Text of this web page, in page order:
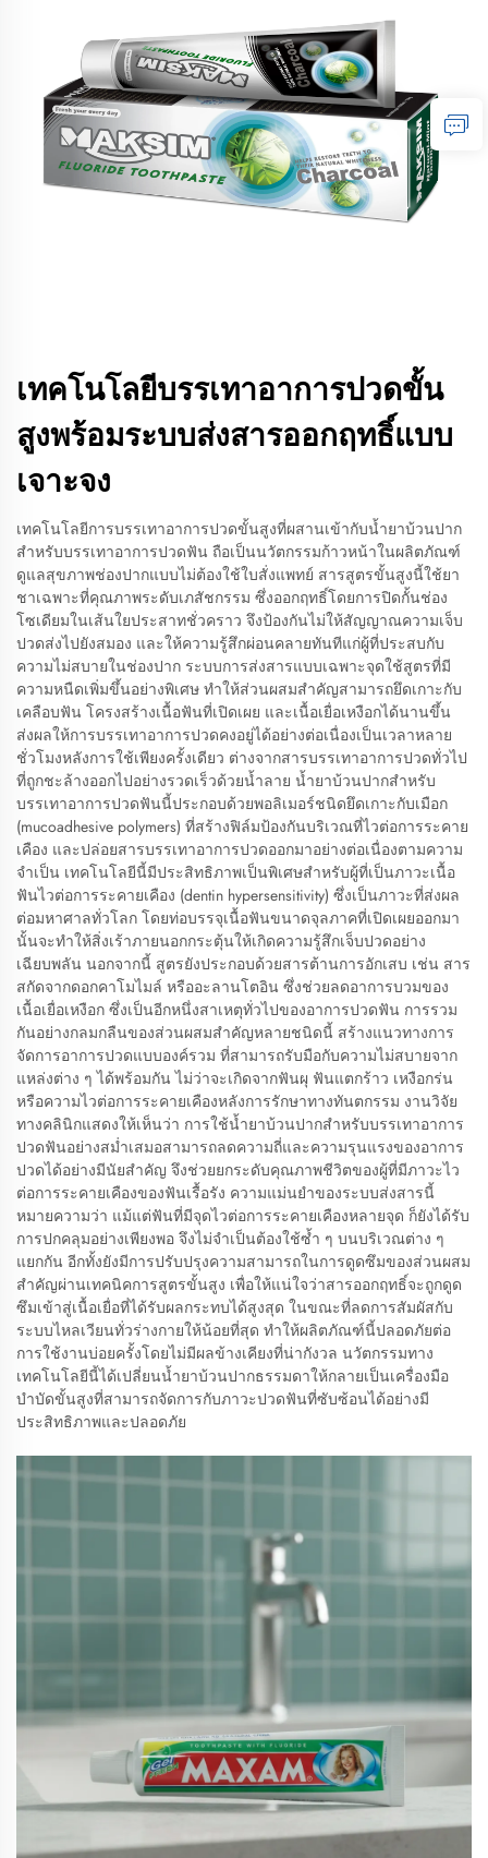
เทคโนโลยีบรรเทาอาการปวดขั้น
สูงพร้อมระบบส่งสารออกฤทธิ์แบบ
เจาะจง
เทคโนโลยีการบรรเทาอาการปวดขั้นสูงที่ผสานเข้ากับน้ำยาบ้วนปาก
สำหรับบรรเทาอาการปวดฟัน ถือเป็นนวัตกรรมก้าวหน้าในผลิตภัณฑ์
ดูแลสุขภาพช่องปากแบบไม่ต้องใช้ใบสั่งแพทย์ สารสูตรขั้นสูงนี้ใช้ยา
ชาเฉพาะที่คุณภาพระดับเภสัชกรรม ซึ่งออกฤทธิ์โดยการปิดกั้นช่อง
โซเดียมในเส้นใยประสาทชั่วคราว จึงป้องกันไม่ให้สัญญาณความเจ็บ
ปวดส่งไปยังสมอง และให้ความรู้สึกผ่อนคลายทันทีแก่ผู้ที่ประสบกับ
ความไม่สบายในช่องปาก ระบบการส่งสารแบบเฉพาะจุดใช้สูตรที่มี
ความหนืดเพิ่มขึ้นอย่างพิเศษ ทำให้ส่วนผสมสำคัญสามารถยึดเกาะกับ
เคลือบฟัน โครงสร้างเนื้อฟันที่เปิดเผย และเนื้อเยื่อเหงือกได้นานขึ้น
ส่งผลให้การบรรเทาอาการปวดคงอยู่ได้อย่างต่อเนื่องเป็นเวลาหลาย
ชั่วโมงหลังการใช้เพียงครั้งเดียว ต่างจากสารบรรเทาอาการปวดทั่วไป
ที่ถูกชะล้างออกไปอย่างรวดเร็วด้วยน้ำลาย น้ำยาบ้วนปากสำหรับ
บรรเทาอาการปวดฟันนี้ประกอบด้วยพอลิเมอร์ชนิดยึดเกาะกับเมือก
(mucoadhesive polymers) ที่สร้างฟิล์มป้องกันบริเวณที่ไวต่อการระคาย
เคือง และปล่อยสารบรรเทาอาการปวดออกมาอย่างต่อเนื่องตามความ
จำเป็น เทคโนโลยีนี้มีประสิทธิภาพเป็นพิเศษสำหรับผู้ที่เป็นภาวะเนื้อ
ฟันไวต่อการระคายเคือง (dentin hypersensitivity) ซึ่งเป็นภาวะที่ส่งผล
ต่อมหาศาลทั่วโลก โดยท่อบรรจุเนื้อฟันขนาดจุลภาคที่เปิดเผยออกมา
นั้นจะทำให้สิ่งเร้าภายนอกกระตุ้นให้เกิดความรู้สึกเจ็บปวดอย่าง
เฉียบพลัน นอกจากนี้ สูตรยังประกอบด้วยสารต้านการอักเสบ เช่น สาร
สกัดจากดอกคาโมไมล์ หรืออะลานโตอิน ซึ่งช่วยลดอาการบวมของ
เนื้อเยื่อเหงือก ซึ่งเป็นอีกหนึ่งสาเหตุทั่วไปของอาการปวดฟัน การรวม
กันอย่างกลมกลืนของส่วนผสมสำคัญหลายชนิดนี้ สร้างแนวทางการ
จัดการอาการปวดแบบองค์รวม ที่สามารถรับมือกับความไม่สบายจาก
แหล่งต่าง ๆ ได้พร้อมกัน ไม่ว่าจะเกิดจากฟันผุ ฟันแตกร้าว เหงือกร่น
หรือความไวต่อการระคายเคืองหลังการรักษาทางทันตกรรม งานวิจัย
ทางคลินิกแสดงให้เห็นว่า การใช้น้ำยาบ้วนปากสำหรับบรรเทาอาการ
ปวดฟันอย่างสม่ำเสมอสามารถลดความถี่และความรุนแรงของอาการ
ปวดได้อย่างมีนัยสำคัญ จึงช่วยยกระดับคุณภาพชีวิตของผู้ที่มีภาวะไว
ต่อการระคายเคืองของฟันเรื้อรัง ความแม่นยำของระบบส่งสารนี้
หมายความว่า แม้แต่ฟันที่มีจุดไวต่อการระคายเคืองหลายจุด ก็ยังได้รับ
การปกคลุมอย่างเพียงพอ จึงไม่จำเป็นต้องใช้ซ้ำ ๆ บนบริเวณต่าง ๆ
แยกกัน อีกทั้งยังมีการปรับปรุงความสามารถในการดูดซึมของส่วนผสม
สำคัญผ่านเทคนิคการสูตรขั้นสูง เพื่อให้แน่ใจว่าสารออกฤทธิ์จะถูกดูด
ซึมเข้าสู่เนื้อเยื่อที่ได้รับผลกระทบได้สูงสุด ในขณะที่ลดการสัมผัสกับ
ระบบไหลเวียนทั่วร่างกายให้น้อยที่สุด ทำให้ผลิตภัณฑ์นี้ปลอดภัยต่อ
การใช้งานบ่อยครั้งโดยไม่มีผลข้างเคียงที่น่ากังวล นวัตกรรมทาง
เทคโนโลยีนี้ได้เปลี่ยนน้ำยาบ้วนปากธรรมดาให้กลายเป็นเครื่องมือ
บำบัดขั้นสูงที่สามารถจัดการกับภาวะปวดฟันที่ซับซ้อนได้อย่างมี
ประสิทธิภาพและปลอดภัย